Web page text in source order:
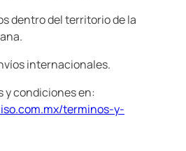
dentro del territorio de la
internacionales.
y condiciones en:
terminos-y-